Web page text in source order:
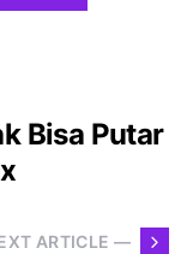
Bisa Putar
ARTICLE —